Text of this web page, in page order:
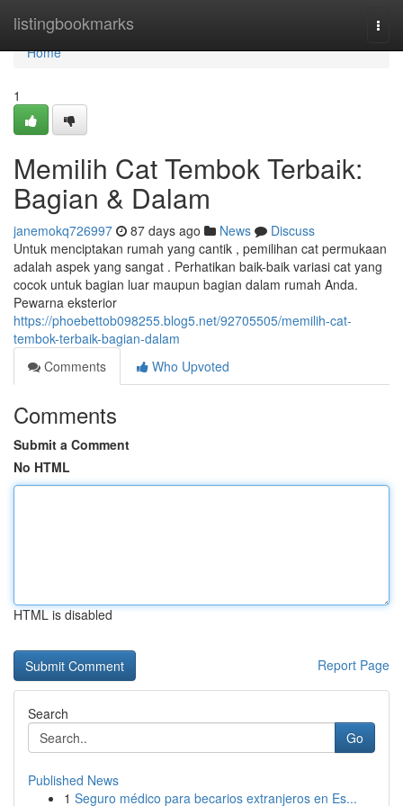
listingbookmarks
Home
Home
1
Memilih Cat Tembok Terbaik:
Bagian & Dalam
janemokq726997 87 days ago News
Discuss
Untuk menciptakan rumah yang cantik , pemilihan cat permukaan
adalah aspek yang sangat . Perhatikan baik-baik variasi cat yang
cocok untuk bagian luar maupun bagian dalam rumah Anda.
Pewarna eksterior
https://phoebettob098255.blog5.net/92705505/memilih-cat-
tembok-terbaik-bagian-dalam
Comments
Who Upvoted
Comments
Submit a Comment
No HTML
HTML is disabled
Report Page
Search
Go
Published News
1 Seguro médico para becarios extranjeros en Es...